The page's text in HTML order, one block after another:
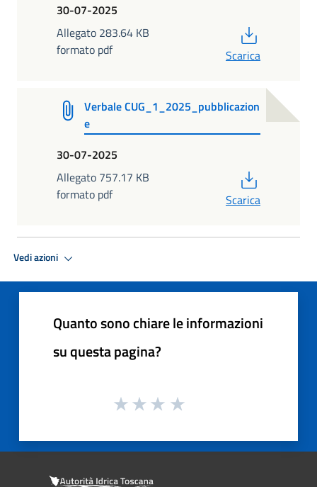
30-07-2025
Allegato 283.64 KB
formato pdf
Scarica
Verbale CUG_1_2025_pubblicazion
e
30-07-2025
Allegato 757.17 KB
formato pdf
Scarica
Vedi azioni
Quanto sono chiare le informazioni
su questa pagina?